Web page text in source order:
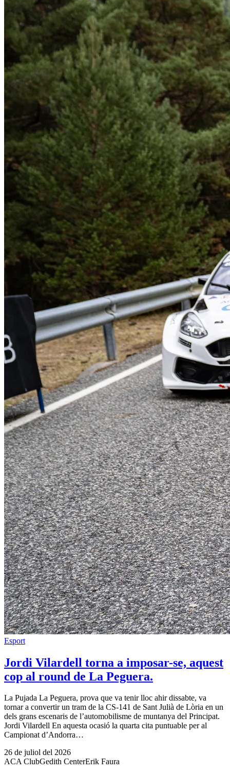
Esport
Jordi Vilardell torna a imposar-se, aquest
cop al round de La Peguera.
La Pujada La Peguera, prova que va tenir lloc ahir dissabte, va
tornar a convertir un tram de la CS-141 de Sant Julià de Lòria en un
dels grans escenaris de l’automobilisme de muntanya del Principat.
Jordi Vilardell En aquesta ocasió la quarta cita puntuable per al
Campionat d’Andorra…
26 de juliol del 2026
ACA ClubGedith CenterErik Faura